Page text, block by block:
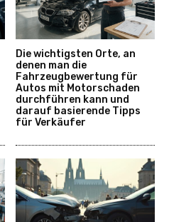
Die wichtigsten Orte, an
denen man die
Fahrzeugbewertung für
Autos mit Motorschaden
durchführen kann und
darauf basierende Tipps
für Verkäufer